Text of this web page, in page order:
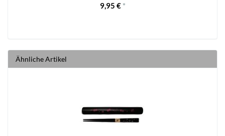
9,95 € *
Ähnliche Artikel